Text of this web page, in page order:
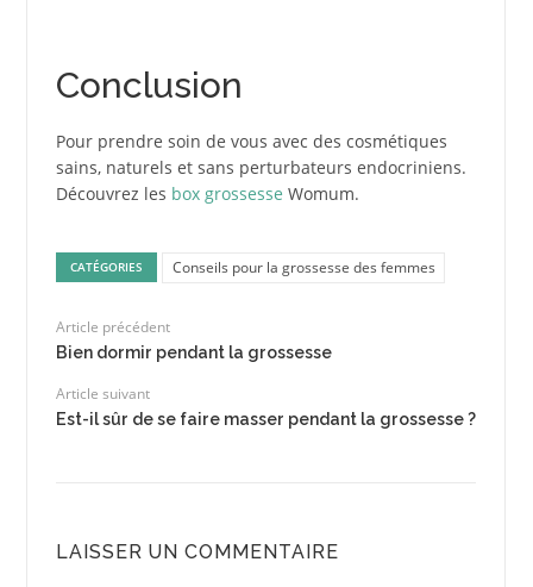
Conclusion
Pour prendre soin de vous avec des cosmétiques
sains, naturels et sans perturbateurs endocriniens.
Découvrez les box grossesse Womum.
CATÉGORIES Conseils pour la grossesse des femmes
Article précédent
Bien dormir pendant la grossesse
Article suivant
Est-il sûr de se faire masser pendant la grossesse ?
LAISSER UN COMMENTAIRE